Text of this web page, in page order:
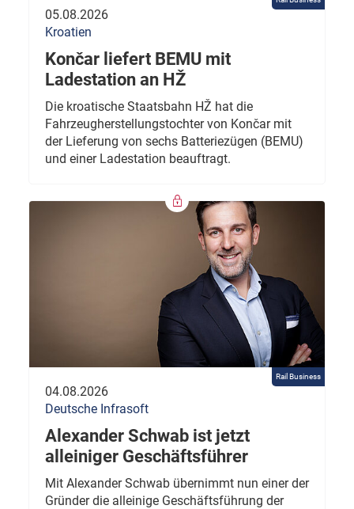
05.08.2026
Kroatien
Končar liefert BEMU mit
Ladestation an HŽ
Die kroatische Staatsbahn HŽ hat die
Fahrzeugherstellungstochter von Končar mit
der Lieferung von sechs Batteriezügen (BEMU)
und einer Ladestation beauftragt.
Rail Business
04.08.2026
Deutsche Infrasoft
Alexander Schwab ist jetzt
alleiniger Geschäftsführer
Mit Alexander Schwab übernimmt nun einer der
Gründer die alleinige Geschäftsführung der